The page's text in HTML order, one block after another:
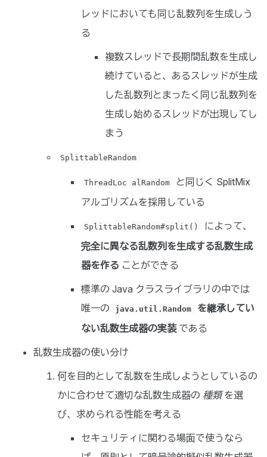
レッドにおいても同じ乱数列を生成しう
る
複数スレッドで長期間乱数を生成し
続けていると、あるスレッドが生成
した乱数列とまったく同じ乱数列を
生成し始めるスレッドが出現してし
まう
SplittableRandom
ThreadLoc alRandom
と同じく SplitMix
アルゴリズムを採用している
SplittableRandom#split()
によって、
完全に異なる乱数列を生成する乱数生成
器を作る ことができる
標準の Java クラスライブラリの中では
唯一の
java.util.Random
を継承してい
ない乱数生成器の実装である
乱数生成器の使い分け
何を目的として乱数を生成しようとしているの
かに合わせて適切な乱数生成器の 種類を選
び、求められる性能を考える
セキュリティに関わる場面で使うなら